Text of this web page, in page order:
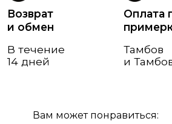
Вам может понравиться: